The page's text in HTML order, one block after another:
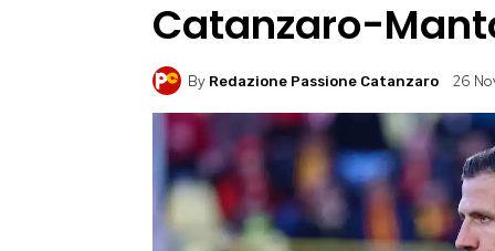
Catanzaro-
By Redazione Passione Catanzaro 26